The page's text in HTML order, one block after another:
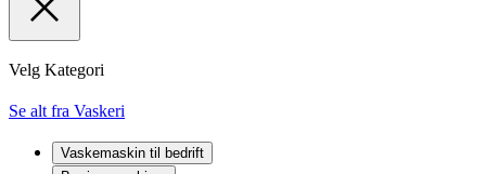
Velg Kategori
Se alt fra Vaskeri
Vaskemaskin til bedrift